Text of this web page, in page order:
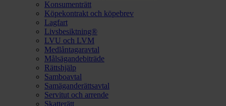
Konsumenträtt
Köpekontrakt och köpebrev
Lagfart
Livsbesiktning®
LVU och LVM
Medlåntagaravtal
Målsägandebiträde
Rättshjälp
Samboavtal
Samäganderättsavtal
Servitut och arrende
Skatterätt